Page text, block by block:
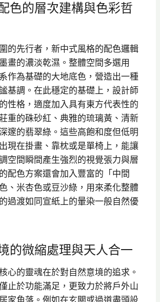
色的層次建構與色彩哲
的先行者，新中式風格的配色邏輯
畫的濃淡乾濕。整體空間多選用
作為基礎的大地底色，營造出一種
基調。在此穩定的基礎上，設計師
性格，適度加入具有東方代表性的
重的硃砂紅、典雅的琉璃黃、清新
邃的翡翠綠。這些高飽和度但低明
現在掛畫、靠枕或是單椅上，能讓
空間瞬間產生強烈的視覺張力與層
配色方案還會加入豐富的「中間
、米杏色或豆沙綠，用來柔化整體
過渡如同宣紙上的暈染一般自然優
的微縮處理與天人合一
心的靈魂在於對自然意境的追求。
止於功能滿足，更致力於將戶外山
家角落。例如在玄關或過道盡頭設